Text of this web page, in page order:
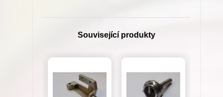
množství
Související produkty